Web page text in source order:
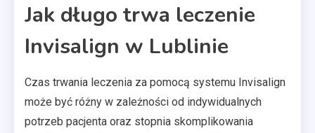
Jak długo trwa leczenie
Invisalign w Lublinie
Czas trwania leczenia za pomocą systemu Invisalign
może być różny w zależności od indywidualnych
potrzeb pacjenta oraz stopnia skomplikowania